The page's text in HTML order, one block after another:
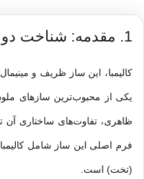
1. مقدمه: شناخت دو ساختار اصلی کالیمبا
کالیمبا، این ساز ظریف و
یکی از محبوب‌ترین سازهای
ظاهری، تفاوت‌های ساختاری آن
فرم اصلی این ساز شامل
(تخت) است.